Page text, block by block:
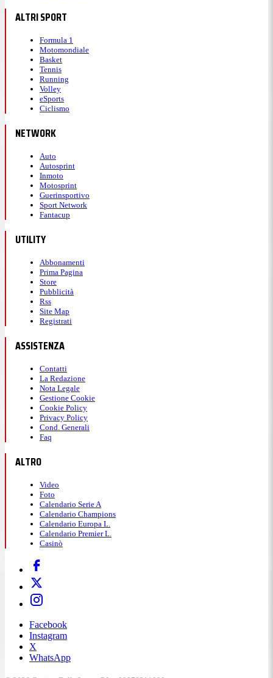
ALTRI SPORT
Formula 1
Motomondiale
Basket
Tennis
Running
Volley
eSports
Ciclismo
NETWORK
Auto
Autosprint
Inmoto
Motosprint
Guerinsportivo
Sport Network
Fantacup
UTILITY
Abbonamenti
Prima Pagina
Store
Pubblicità
Rss
Site Map
Registrati
ASSISTENZA
Contatti
La Redazione
Nota Legale
Gestione Cookie
Cookie Policy
Privacy Policy
Cond. Generali
Faq
ALTRO
Video
Foto
Calendario Serie A
Calendario Champions
Calendario Europa L.
Calendario Premier L.
Casinò
Facebook
Instagram
X
WhatsApp